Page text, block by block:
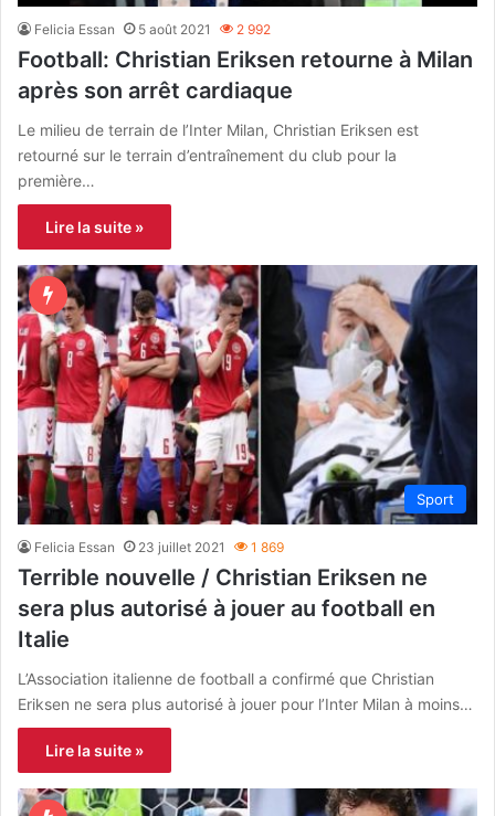
Felicia Essan 5 août 2021 2 992
Football: Christian Eriksen retourne à Milan
après son arrêt cardiaque
Le milieu de terrain de l’Inter Milan, Christian Eriksen est
retourné sur le terrain d’entraînement du club pour la
première…
Lire la suite »
Sport
Felicia Essan 23 juillet 2021 1 869
Terrible nouvelle / Christian Eriksen ne
sera plus autorisé à jouer au football en
Italie
L’Association italienne de football a confirmé que Christian
Eriksen ne sera plus autorisé à jouer pour l’Inter Milan à moins…
Lire la suite »